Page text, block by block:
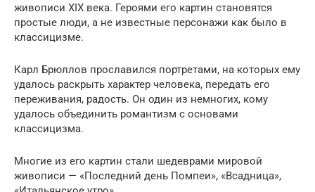
живописи XIX века. Героями его картин становятся
простые люди, а не известные персонажи как было в
классицизме.
Карл Брюллов прославился портретами, на которых ему
удалось раскрыть характер человека, передать его
переживания, радость. Он один из немногих, кому
удалось объединить романтизм с основами
классицизма.
Многие из его картин стали шедеврами мировой
живописи — «Последний день Помпеи», «Всадница»,